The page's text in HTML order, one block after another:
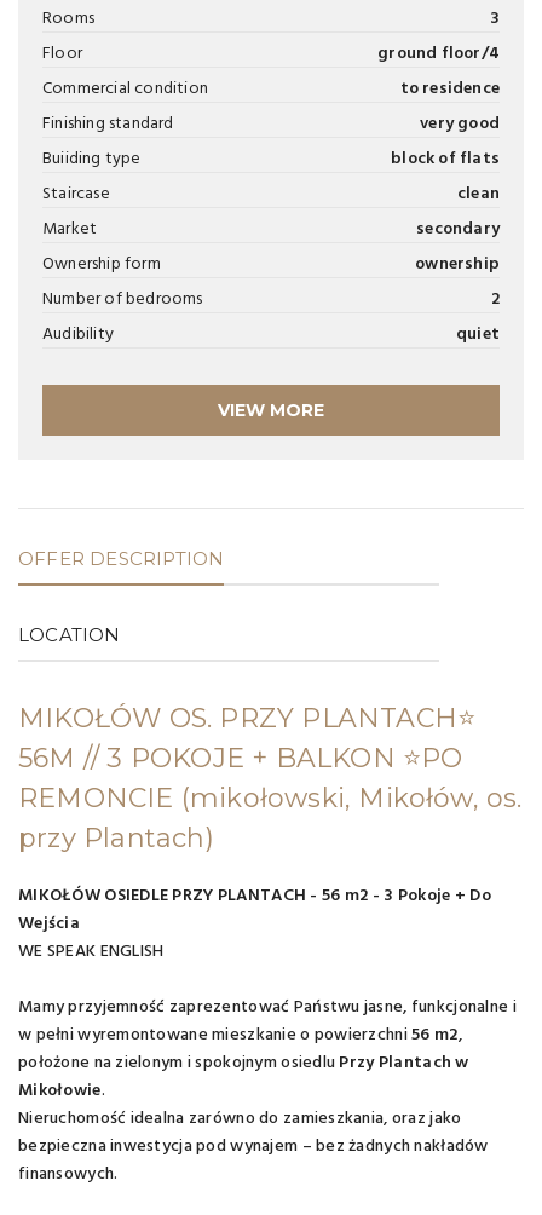
Rooms
3
Floor
ground floor/4
Commercial condition
to residence
Finishing standard
very good
Buiiding type
block of flats
Staircase
clean
Market
secondary
Ownership form
ownership
Number of bedrooms
2
Audibility
quiet
VIEW MORE
OFFER DESCRIPTION
LOCATION
MIKOŁÓW OS. PRZY PLANTACH⭐️
56M // 3 POKOJE + BALKON ⭐️PO
REMONCIE (mikołowski, Mikołów, os.
przy Plantach)
MIKOŁÓW OSIEDLE PRZY PLANTACH - 56 m2 - 3 Pokoje + Do
Wejścia
WE SPEAK ENGLISH
Mamy przyjemność zaprezentować Państwu jasne, funkcjonalne i
w pełni wyremontowane mieszkanie o powierzchni56 m2,
położone na zielonym i spokojnym osiedluPrzy Plantach w
Mikołowie.
Nieruchomość idealna zarówno do zamieszkania, oraz jako
bezpieczna inwestycja pod wynajem – bez żadnych nakładów
finansowych.